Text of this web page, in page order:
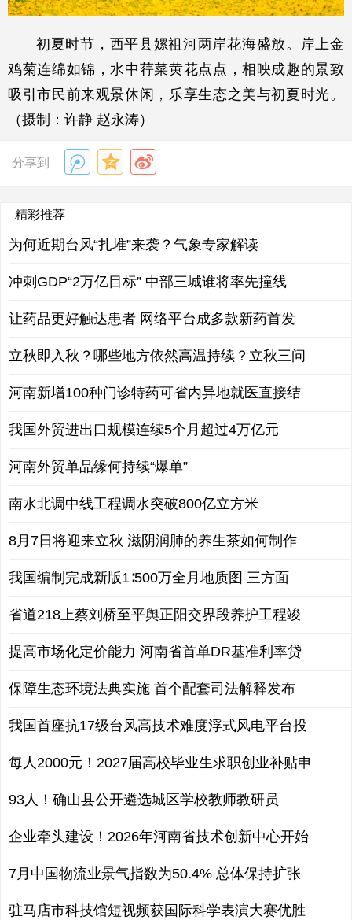
初夏时节，西平县嫘祖河两岸花海盛放。岸上金
鸡菊连绵如锦，水中荇菜黄花点点，相映成趣的景致
吸引市民前来观景休闲，乐享生态之美与初夏时光。
（摄制：许静 赵永涛）
分享到
精彩推荐
为何近期台风“扎堆”来袭？气象专家解读
冲刺GDP“2万亿目标” 中部三城谁将率先撞线
让药品更好触达患者 网络平台成多款新药首发
立秋即入秋？哪些地方依然高温持续？立秋三问
河南新增100种门诊特药可省内异地就医直接结
我国外贸进出口规模连续5个月超过4万亿元
河南外贸单品缘何持续“爆单”
南水北调中线工程调水突破800亿立方米
8月7日将迎来立秋 滋阴润肺的养生茶如何制作
我国编制完成新版1∶500万全月地质图 三方面
省道218上蔡刘桥至平舆正阳交界段养护工程竣
提高市场化定价能力 河南省首单DR基准利率贷
保障生态环境法典实施 首个配套司法解释发布
我国首座抗17级台风高技术难度浮式风电平台投
每人2000元！2027届高校毕业生求职创业补贴申
93人！确山县公开遴选城区学校教师教研员
企业牵头建设！2026年河南省技术创新中心开始
7月中国物流业景气指数为50.4% 总体保持扩张
驻马店市科技馆短视频获国际科学表演大赛优胜